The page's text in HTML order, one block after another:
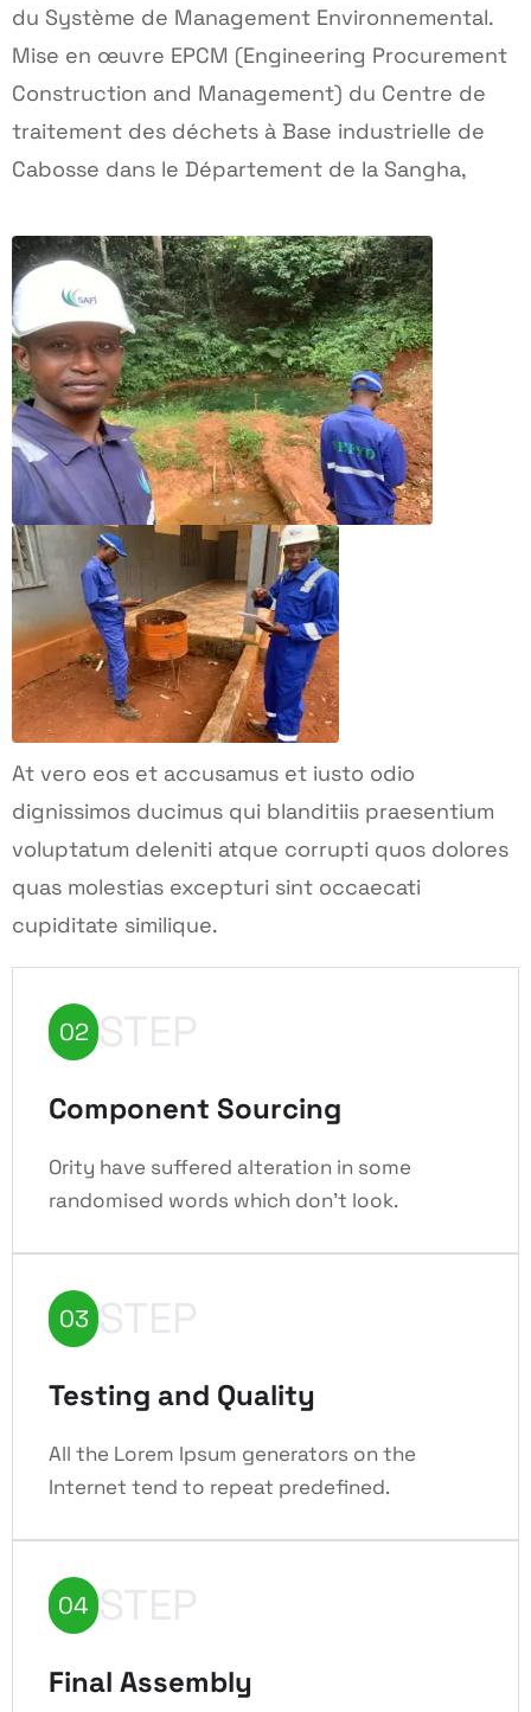
du Système de Management Environnemental.
Mise en œuvre EPCM (Engineering Procurement
Construction and Management) du Centre de
traitement des déchets à Base industrielle de
Cabosse dans le Département de la Sangha,
At vero eos et accusamus et iusto odio
dignissimos ducimus qui blanditiis praesentium
voluptatum deleniti atque corrupti quos dolores
quas molestias excepturi sint occaecati
cupiditate similique.
02 STEP
Component Sourcing
Ority have suffered alteration in some
randomised words which don't look.
03 STEP
Testing and Quality
All the Lorem Ipsum generators on the
Internet tend to repeat predefined.
04 STEP
Final Assembly